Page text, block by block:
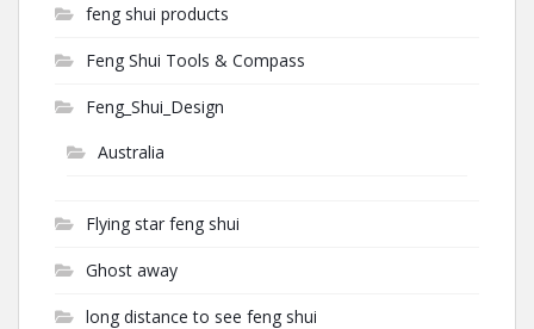
feng shui products
Feng Shui Tools & Compass
Feng_Shui_Design
Australia
Flying star feng shui
Ghost away
long distance to see feng shui